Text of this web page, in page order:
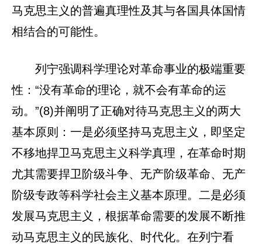
马克思主义的普遍真理性及其与各国具体国情
相结合的可能性。
列宁强调科学理论对革命事业的极端重要
性：“没有革命的理论，就不会有革命的运
动。”(8)并阐明了正确对待马克思主义的两大
基本原则：一是必须坚持马克思主义，即坚定
不移地捍卫马克思主义科学真理，在革命时期
尤其需要捍卫阶级斗争、无产阶级革命、无产
阶级专政等科学社会主义基本原理。二是必须
发展马克思主义，根据革命需要的发展不断推
动马克思主义的民族化、时代化。在列宁看